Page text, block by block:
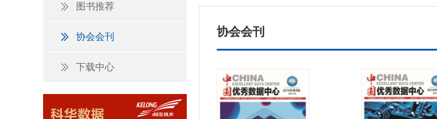
图书推荐
协会会刊
下载中心
协会会刊